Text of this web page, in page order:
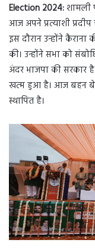
Election 2024:शामली
आज अपने प्रत्याशी
इस दौरान उन्होंने
की। उन्होंने सभा को
अंदर भाजपा की सरकार
खत्म हुआ है। आज बहन
स्थापित है।